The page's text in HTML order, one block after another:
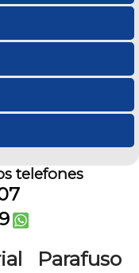
telefones
Parafuso